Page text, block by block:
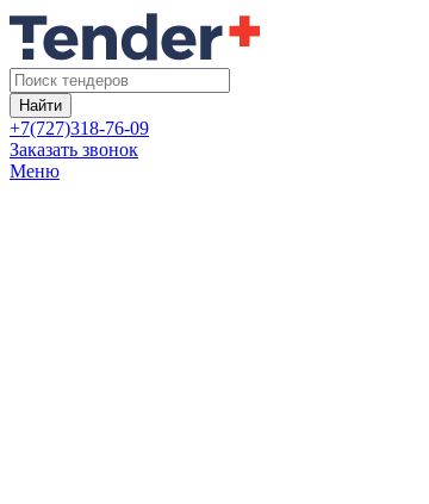
Найти
+7(727)318-76-09
Заказать звонок
Меню